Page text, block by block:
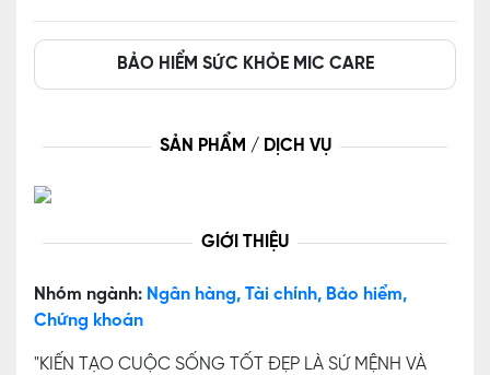
BẢO HIỂM SỨC KHỎE MIC CARE
SẢN PHẨM / DỊCH VỤ
GIỚI THIỆU
Nhóm ngành: Ngân hàng, Tài chính, Bảo hiểm,
Chứng khoán
"KIẾN TẠO CUỘC SỐNG TỐT ĐẸP LÀ SỨ MỆNH VÀ